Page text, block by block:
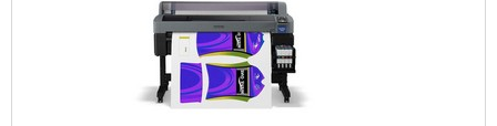
clientes.MAIS INFORMAÇÕES...